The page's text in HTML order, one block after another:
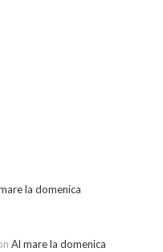
la domenica
Al mare la domenica